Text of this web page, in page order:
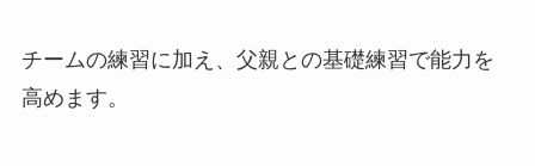
チームの練習に加え、父親との基礎練習で能力を
高めます。